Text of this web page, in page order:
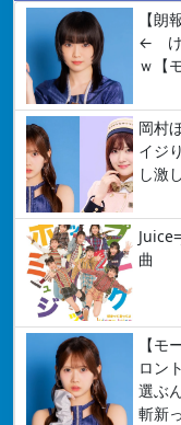
【
← け
ｗ【
岡村
イジ
し激
曲
【モ
ロン
選ぶ
斬新